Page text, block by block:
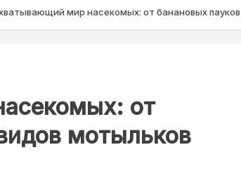
мир насекомых: от банановых
от
мотыльков